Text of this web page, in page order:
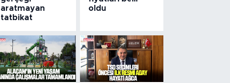
aratmayan
tatbikat
oldu